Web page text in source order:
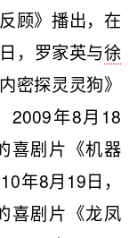
顾》播出，在
，罗家英与徐
密探灵灵狗》
2009年8月18
喜剧片《机器
年8月19日，
喜剧片《龙凤